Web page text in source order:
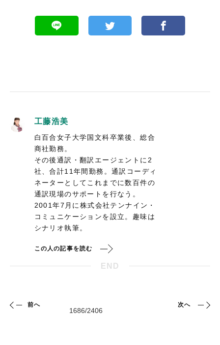
工藤浩美
白百合女子大学国文科卒業後、総合
商社勤務。
その後通訳・翻訳エージェントに2
社、合計11年間勤務。通訳コーディ
ネーターとしてこれまでに数百件の
通訳現場のサポートを行なう。
2001年7月に株式会社テンナイン・
コミュニケーションを設立。趣味は
シナリオ執筆。
この人の記事を読む
END
前へ 次へ